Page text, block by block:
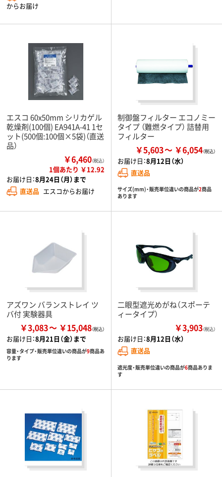
からお届け
エスコ 60x50mm シリカゲル
乾燥剤(100個) EA941A-41 1セ
ット(500個:100個×5袋)（直送
品）
￥6,460（税込）
1個あたり ￥12.92
お届け日：8月24日（月）まで
直送品 エスコからお届け
制御盤フィルター エコノミー
タイプ （難燃タイプ） 詰替用
フィルター
￥5,603 ￥6,054
お届け日：8月12日（水）
直送品
サイズ(mm)・販売単位違いの商品が2商品
あります
アズワン バランストレイ ツ
バ付 実験器具
￥3,083 ￥15,048
お届け日：8月21日（金）まで
容量・タイプ・販売単位違いの商品が9商品あ
ります
二眼型遮光めがね（スポーテ
ィータイプ）
￥3,903（税込）
お届け日：8月12日（水）
直送品
遮光度・販売単位違いの商品が6商品ありま
す